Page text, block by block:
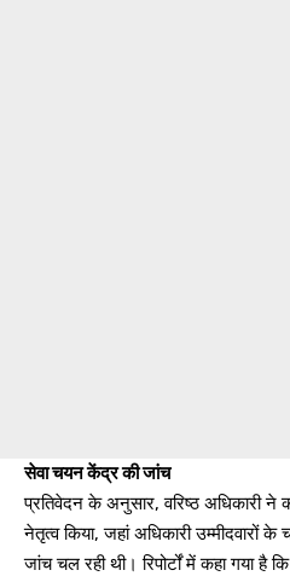
सेवा चयन केंद्र की जांच
प्रतिवेदन के अनुसार, वरिष्ठ अधिकारी
नेतृत्व किया, जहां अधिकारी
जांच चल रही थी। रिपोर्टों में कहा गया है